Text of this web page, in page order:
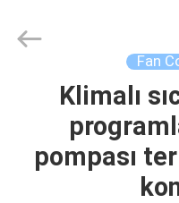
ÜRÜNLER
Limited.
Fan
Klimalı
pompası